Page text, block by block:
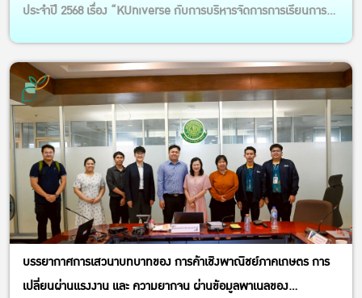
ประจำปี 2568 เรื่อง “KUniverse กับการบริหารจัดการการเรียนการ
เป็นวิทยากรบรรยาย พร้อมด้วยคณาจารย์จากภาควิชาฯ เข้าร่วมรับฟัง
และแลกเปลี่ยนมุมมอง งานนี้เป็นโอกาสสำคัญในการพัฒนาการจัดการ
เร...
บรรยากาศการเสวนาบทบาทของ การค้าเชิงพาณิชย์ภาคเกษตร การ
เปลี่ยนผ่านแรงงาน และ ความยากจน ผ่านข้อมูลพาเนลของ